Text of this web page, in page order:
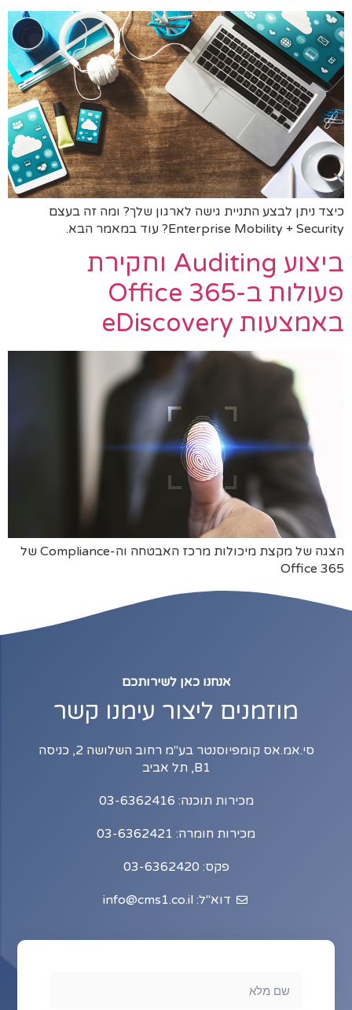
כיצד ניתן לבצע התניית גישה לארגון שלך? ומה זה בעצם
Enterprise Mobility + Security? עוד במאמר הבא.
ביצוע Auditing וחקירת
פעולות ב-Office 365
באמצעות eDiscovery
הצגה של מקצת מיכולות מרכז האבטחה וה-Compliance של
Office 365
אנחנו כאן לשירותכם
מוזמנים ליצור עימנו קשר
סי.אמ.אס קומפיוסנטר בע"מ רחוב השלושה 2, כניסה
B1, תל אביב
מכירות תוכנה: 03-6362416
מכירות חומרה: 03-6362421
פקס: 03-6362420
דוא"ל: info@cms1.co.il